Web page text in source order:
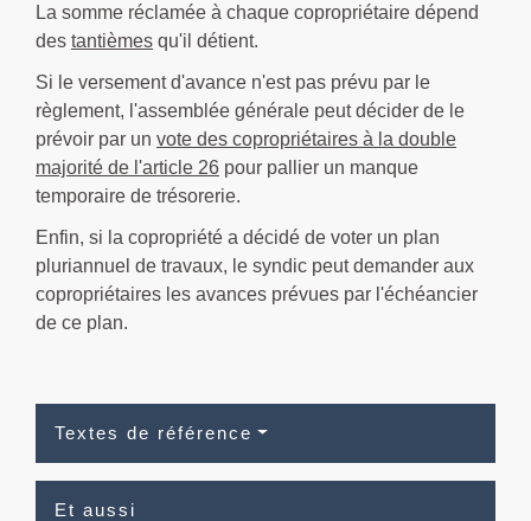
La somme réclamée à chaque copropriétaire dépend
des tantièmes qu'il détient.
Si le versement d'avance n'est pas prévu par le
règlement, l'assemblée générale peut décider de le
prévoir par un vote des copropriétaires à la double
majorité de l'article 26 pour pallier un manque
temporaire de trésorerie.
Enfin, si la copropriété a décidé de voter un plan
pluriannuel de travaux, le syndic peut demander aux
copropriétaires les avances prévues par l'échéancier
de ce plan.
Textes de référence
Et aussi